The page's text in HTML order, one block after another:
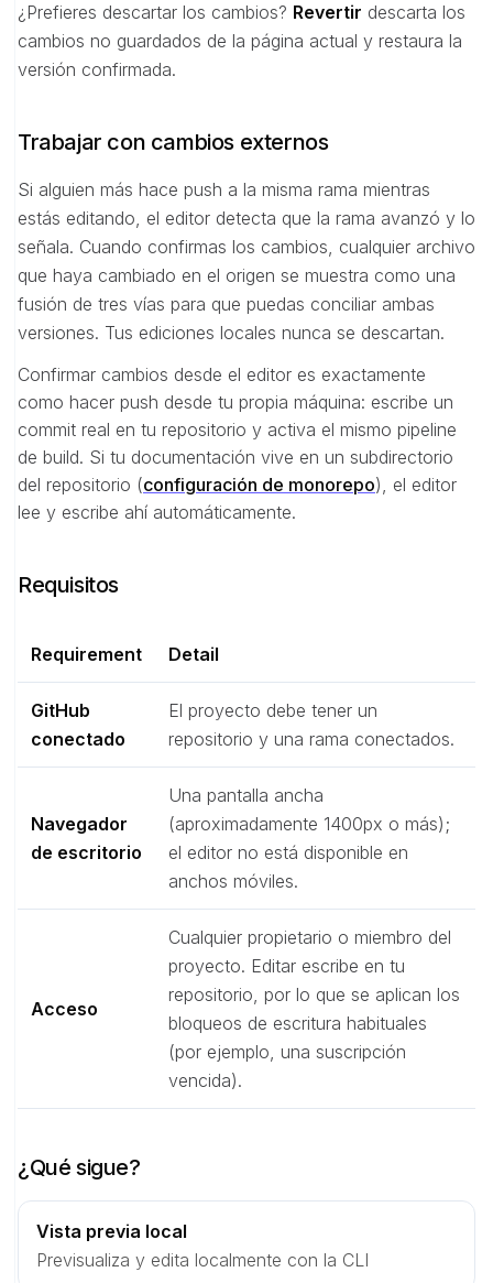
¿Prefieres descartar los cambios? Revertir descarta los
cambios no guardados de la página actual y restaura la
versión confirmada.
Trabajar con cambios externos
Si alguien más hace push a la misma rama mientras
estás editando, el editor detecta que la rama avanzó y lo
señala. Cuando confirmas los cambios, cualquier archivo
que haya cambiado en el origen se muestra como una
fusión de tres vías para que puedas conciliar ambas
versiones. Tus ediciones locales nunca se descartan.
Confirmar cambios desde el editor es exactamente
como hacer push desde tu propia máquina: escribe un
commit real en tu repositorio y activa el mismo pipeline
de build. Si tu documentación vive en un subdirectorio
del repositorio (configuración de monorepo), el editor
lee y escribe ahí automáticamente.
Requisitos
Requirement Detail
GitHub
conectado
El proyecto debe tener un
repositorio y una rama conectados.
Navegador
de escritorio
Una pantalla ancha
(aproximadamente 1400px o más);
el editor no está disponible en
anchos móviles.
Acceso
Cualquier propietario o miembro del
proyecto. Editar escribe en tu
repositorio, por lo que se aplican los
bloqueos de escritura habituales
(por ejemplo, una suscripción
vencida).
¿Qué sigue?
Vista previa local
Previsualiza y edita localmente con la CLI